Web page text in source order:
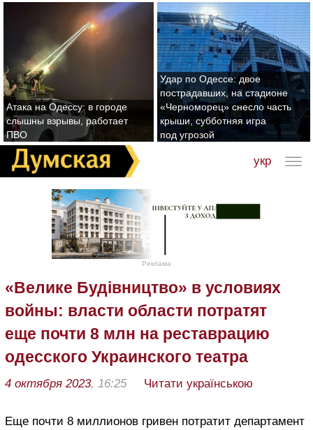
Атака на Одессу: в городе
слышны взрывы, работает
ПВО
Удар по Одессе: двое
пострадавших, на стадионе
«Черноморец» снесло часть
крыши, субботняя игра
под угрозой
укр
Реклама
«Велике Будівництво» в условиях
войны: власти области потратят
еще почти 8 млн на реставрацию
одесского Украинского театра
4 октября 2023, 16:25 Читати українською
Еще почти 8 миллионов гривен потратит департамент